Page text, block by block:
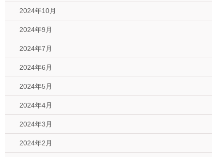
2024年10月
2024年9月
2024年7月
2024年6月
2024年5月
2024年4月
2024年3月
2024年2月